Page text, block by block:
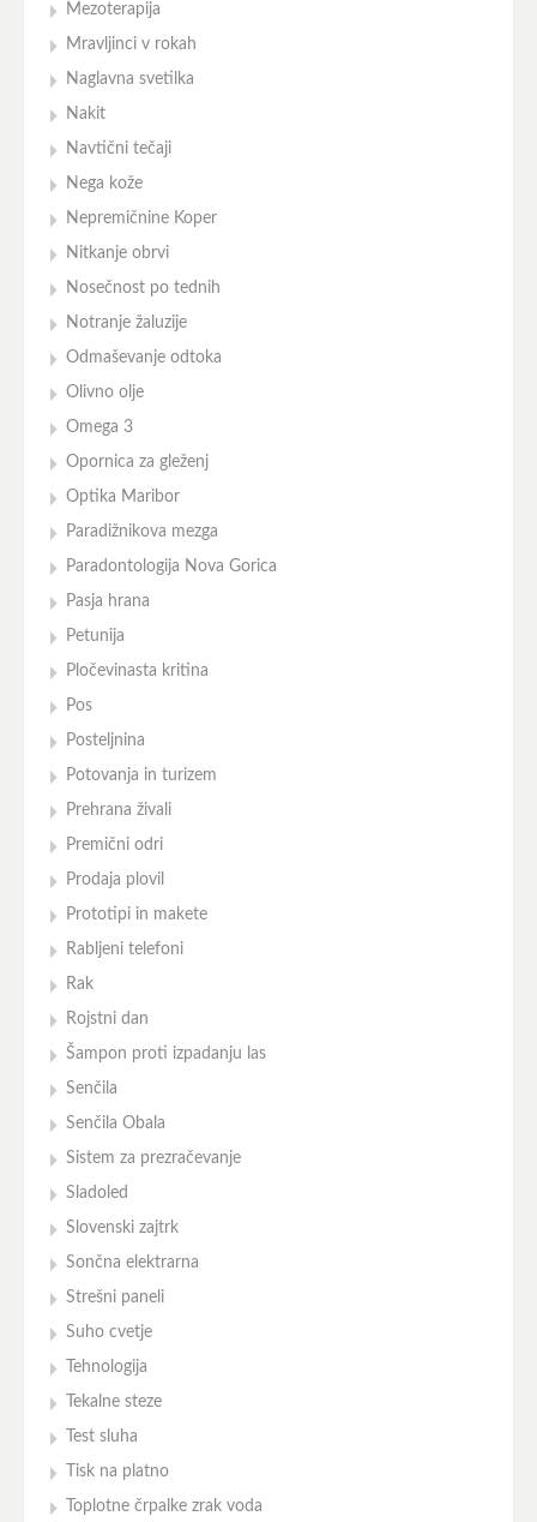
Mezoterapija
Mravljinci v rokah
Naglavna svetilka
Nakit
Navtični tečaji
Nega kože
Nepremičnine Koper
Nitkanje obrvi
Nosečnost po tednih
Notranje žaluzije
Odmaševanje odtoka
Olivno olje
Omega 3
Opornica za gleženj
Optika Maribor
Paradižnikova mezga
Paradontologija Nova Gorica
Pasja hrana
Petunija
Pločevinasta kritina
Pos
Posteljnina
Potovanja in turizem
Prehrana živali
Premični odri
Prodaja plovil
Prototipi in makete
Rabljeni telefoni
Rak
Rojstni dan
Šampon proti izpadanju las
Senčila
Senčila Obala
Sistem za prezračevanje
Sladoled
Slovenski zajtrk
Sončna elektrarna
Strešni paneli
Suho cvetje
Tehnologija
Tekalne steze
Test sluha
Tisk na platno
Toplotne črpalke zrak voda